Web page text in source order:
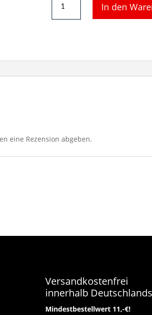
Ersatzteil
-
alte
Lokräder
In den
eine Rezension abgeben.
Versandkostenfrei
innerhalb Deutschlands
Mindestbestellwert 11,-€!